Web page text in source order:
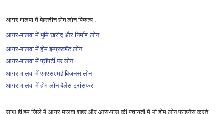
आगर मालवा में बेहतरीन होम लोन विकल्प :-
आगर-मालवा में भूमि खरीद और निर्माण लोन
आगर-मालवा में होम इम्प्रूवमेंट लोन
आगर-मालवा में प्रॉपर्टी पर लोन
आगर-मालवा में एमएसएमई बिज़नस लोन
आगर-मालवा में होम लोन बैलेंस ट्रांसफर
साथ ही हम ज़िले में आगर मालवा शहर और आस-पास की पंचायतों में भी होम लोन फाइनेंस करते